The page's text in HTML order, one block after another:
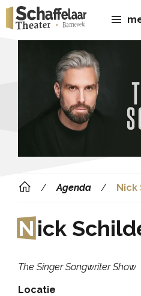
Agenda Nick
N ick
The Singer Songwriter Show
Locatie